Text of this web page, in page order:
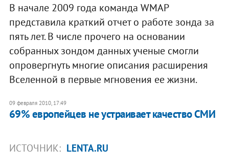
В начале 2009 года команда WMAP
представила краткий отчет о работе зонда за
пять лет. В числе прочего на основании
собранных зондом данных ученые смогли
опровергнуть многие описания расширения
Вселенной в первые мгновения ее жизни.
09 февраля 2010, 17:49
69% европейцев не устраивает качество СМИ
ИСТОЧНИК: LENTA.RU